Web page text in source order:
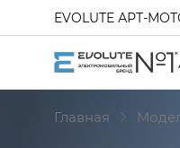
EVOLUTE АРТ-
Главная